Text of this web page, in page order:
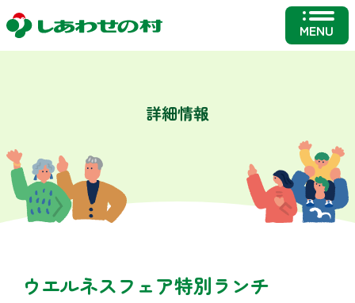
MENU
詳細情報
ウエルネスフェア特別ランチ